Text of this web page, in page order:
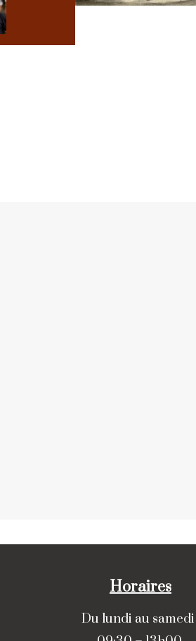
Horaires
Du lundi au samedi